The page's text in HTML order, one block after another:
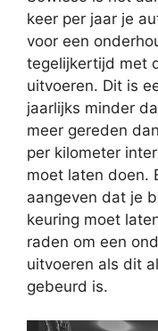
keer per jaar je
voor een
tegelijkertijd met
uitvoeren. Dit is
jaarlijks minder
meer gereden
per kilometer
moet laten doen.
aangeven dat je
keuring moet
raden om een
uitvoeren als dit
gebeurd is.